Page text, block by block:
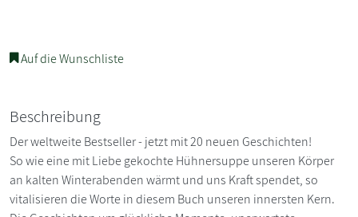
Auf die Wunschliste
Beschreibung
Der weltweite Bestseller - jetzt mit 20 neuen Geschichten!
So wie eine mit Liebe gekochte Hühnersuppe unseren Körper
an kalten Winterabenden wärmt und uns Kraft spendet, so
vitalisieren die Worte in diesem Buch unseren innersten Kern.